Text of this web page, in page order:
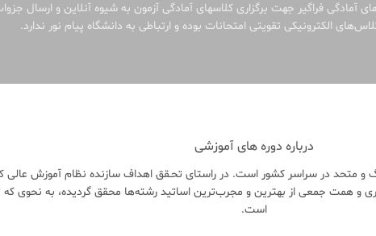
آمادگی فراگیر جهت برگزاری کلاسهای آمادگی آزمون به شیوه آنلاین و ارسال
الکترونیکی تقویتی امتحانات بوده و ارتباطی به دانشگاه پیام نور ندارد.
درباره دوره های آموزشی
متحد در سراسر کشور است. در راستای تحـقق اهداف سازنده نظام آموزش عالی
و همت جمعی از بهترین و مجرب‌ترین اساتید رشته‌ها محقق گردیده، به نحوی
است.